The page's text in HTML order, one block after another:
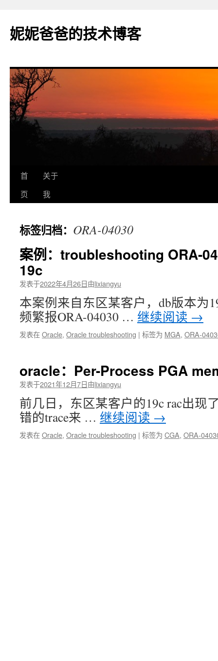
妮妮爸爸的技术博客
跳
文
首
页
关于
我
标签归档： ORA-04030
案例：troubleshooting ORA-
19c
发表于2022年4月26日由lixiangyu
本案例来自东区某客户，db版本为
频繁报ORA-04030 … 继续阅读 →
发表在Oracle, Oracle troubleshooting | 标签为 MGA, ORA-
oracle：Per-Process PGA
发表于2021年12月7日由lixiangyu
前几日，东区某客户的19c rac出现
错的trace来 … 继续阅读 →
发表在Oracle, Oracle troubleshooting | 标签为 CGA, ORA-